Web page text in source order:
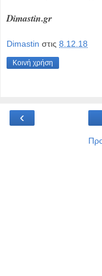
Dimastin.gr
Dimastin στις 8.12.18
Κοινή χρήση
‹